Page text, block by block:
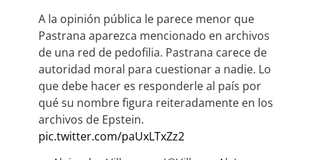
A la opinión pública le parece menor que
Pastrana aparezca mencionado en archivos
de una red de pedofilia. Pastrana carece de
autoridad moral para cuestionar a nadie. Lo
que debe hacer es responderle al país por
qué su nombre figura reiteradamente en los
archivos de Epstein.
pic.twitter.com/paUxLTxZz2